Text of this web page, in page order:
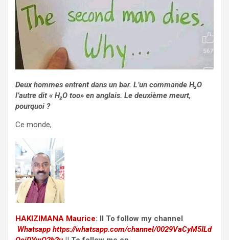
Deux hommes entrent dans un bar. L’un commande H₂O
l’autre dit « H₂O too» en anglais. Le deuxième meurt,
pourquoi ?
Ce monde,
HAKIZIMANA Maurice:
II To follow my channel
Whatsapp https://whatsapp.com/channel/0029VaCyM5ILd